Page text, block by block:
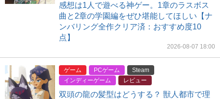
感想は1人で遊べる神ゲー。1章のラスボス
曲と2章の学園編をぜひ堪能してほしい【ナ
ンバリング全作クリア済：おすすめ度10
点】
2026-08-07 18:00
ゲーム PCゲーム
Steam
インディーゲーム
レビュー
双頭の龍の髪型はどうする？ 獣人都市で理